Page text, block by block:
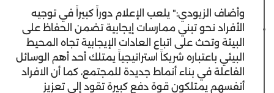
وأضاف الزيودي:" يلعب الإعلام دوراً كبيراً في توجيه
الأفراد نحو تبني ممارسات إيجابية تضمن الحفاظ على
البيئة وتحث على اتباع العادات الإيجابية تجاه المحيط
البيئي باعتباره شريكاً استراتيجياً يمتلك أحد أهم الوسائل
الفاعلة في بناء أنماط جديدة للمجتمع، كما أن الافراد
أنفسهم يمتلكون قوة دفع كبيرة تقود إلى تعزيز